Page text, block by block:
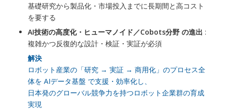
基礎研究から製品化・市場投入までに長期間と高コスト
を要する
AI技術の高度化・ヒューマノイド／Cobots分野 の進出 :
複雑かつ反復的な設計・検証・実証が必須
解決
ロボット産業の「研究 → 実証 → 商用化」のプロセス全
体を AIデータ基盤 で支援・効率化し、
日本発のグローバル競争力を持つロボット企業群の育成
実現